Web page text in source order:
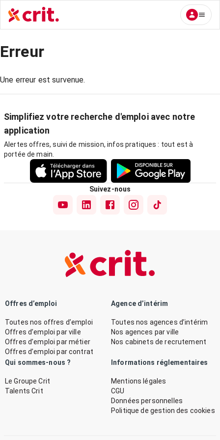
Erreur
Une erreur est survenue.
Simplifiez votre recherche d'emploi avec notre
application
Alertes offres, suivi de mission, infos pratiques : tout est à
portée de main.
Suivez-nous
Offres d’emploi
Toutes nos offres d’emploi
Offres d’emploi par ville
Offres d’emploi par métier
Offres d’emploi par contrat
Agence d’intérim
Toutes nos agences d’intérim
Nos agences par ville
Nos cabinets de recrutement
Qui sommes-nous ?
Le Groupe Crit
Talents Crit
Informations réglementaires
Mentions légales
CGU
Données personnelles
Politique de gestion des cookies